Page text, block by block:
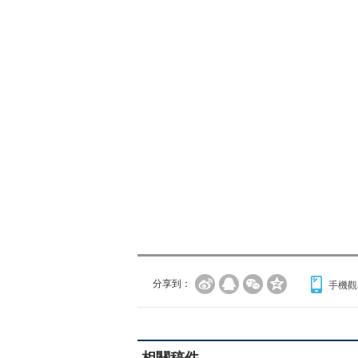
分享到： 手機